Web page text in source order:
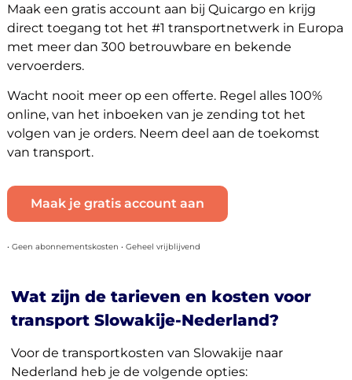
Maak een gratis account aan bij Quicargo en krijg
direct toegang tot het #1 transportnetwerk in Europa
met meer dan 300 betrouwbare en bekende
vervoerders.
Wacht nooit meer op een offerte. Regel alles 100%
online, van het inboeken van je zending tot het
volgen van je orders. Neem deel aan de toekomst
van transport.
Maak je gratis account aan
• Geen abonnementskosten • Geheel vrijblijvend
Wat zijn de tarieven en kosten voor
transport Slowakije-Nederland?
Voor de transportkosten van Slowakije naar
Nederland heb je de volgende opties: